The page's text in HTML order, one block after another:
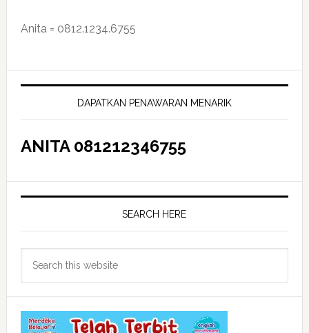
Anita = 0812.1234.6755
Primary
SidebarDAPATKAN PENAWARAN MENARIK
ANITA 081212346755
SEARCH HERE